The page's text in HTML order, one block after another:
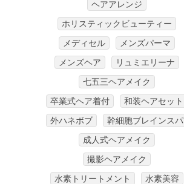
ヘアアレンジ
ホリスティックビューティー
メディセル
メンズパーマ
メンズヘア
リュミエリーナ
七五三ヘアメイク
卒業式ヘア着付
和装ヘアセット
外ハネボブ
幹細胞ブレインスパ
成人式ヘアメイク
撮影ヘアメイク
水素トリートメント
水素美容